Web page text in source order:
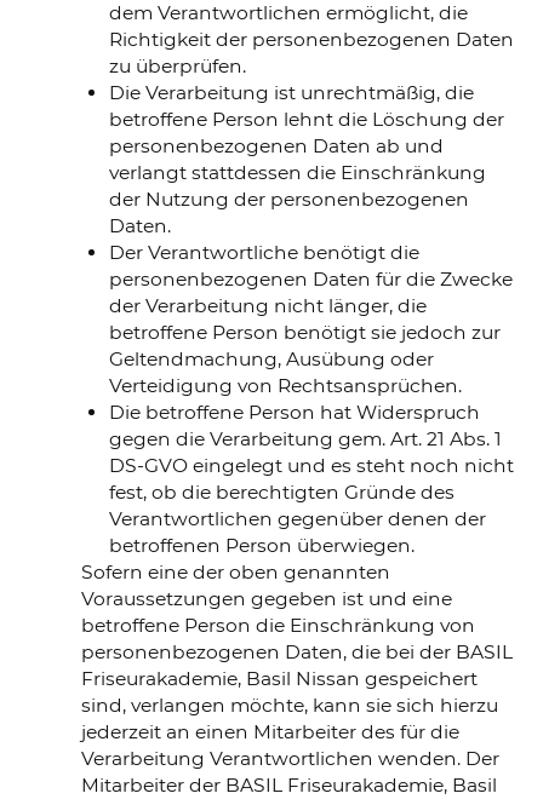
dem Verantwortlichen ermöglicht, die
Richtigkeit der personenbezogenen Daten
zu überprüfen.
Die Verarbeitung ist unrechtmäßig, die
betroffene Person lehnt die Löschung der
personenbezogenen Daten ab und
verlangt stattdessen die Einschränkung
der Nutzung der personenbezogenen
Daten.
Der Verantwortliche benötigt die
personenbezogenen Daten für die Zwecke
der Verarbeitung nicht länger, die
betroffene Person benötigt sie jedoch zur
Geltendmachung, Ausübung oder
Verteidigung von Rechtsansprüchen.
Die betroffene Person hat Widerspruch
gegen die Verarbeitung gem. Art. 21 Abs. 1
DS-GVO eingelegt und es steht noch nicht
fest, ob die berechtigten Gründe des
Verantwortlichen gegenüber denen der
betroffenen Person überwiegen.
Sofern eine der oben genannten
Voraussetzungen gegeben ist und eine
betroffene Person die Einschränkung von
personenbezogenen Daten, die bei der BASIL
Friseurakademie, Basil Nissan gespeichert
sind, verlangen möchte, kann sie sich hierzu
jederzeit an einen Mitarbeiter des für die
Verarbeitung Verantwortlichen wenden. Der
Mitarbeiter der BASIL Friseurakademie, Basil